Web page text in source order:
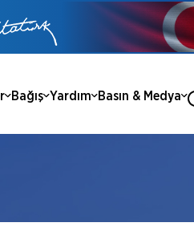
Bağış Yardım Basın & Medya